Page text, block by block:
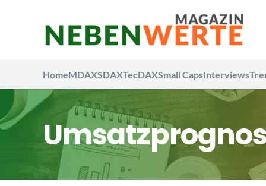
HomeMDAXSDAXTecDAXSmall CapsInterviews